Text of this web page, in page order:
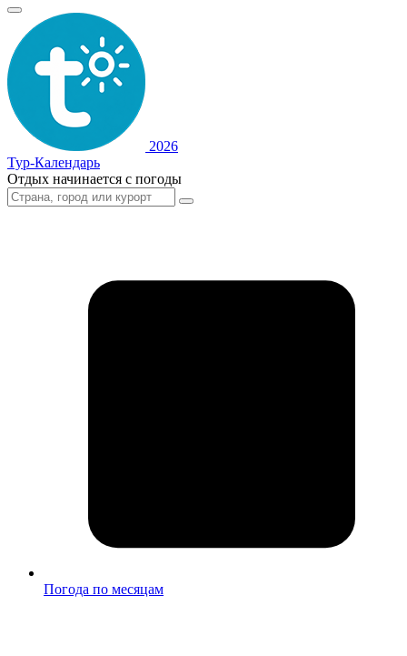
2026
Тур-Календарь
Отдых начинается с погоды
Погода по месяцам